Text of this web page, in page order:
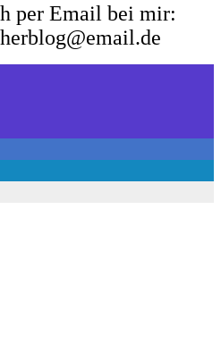
per Email bei mir: